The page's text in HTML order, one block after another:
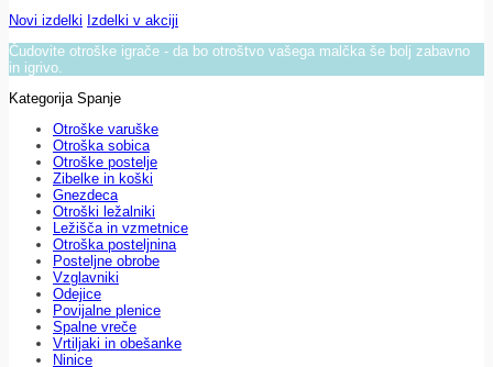
Novi izdelki Izdelki v akciji
Čudovite otroške igrače - da bo otroštvo vašega malčka še bolj zabavno
in igrivo.
Kategorija Spanje
Otroške varuške
Otroška sobica
Otroške postelje
Zibelke in koški
Gnezdeca
Otroški ležalniki
Ležišča in vzmetnice
Otroška posteljnina
Posteljne obrobe
Vzglavniki
Odejice
Povijalne plenice
Spalne vreče
Vrtiljaki in obešanke
Ninice